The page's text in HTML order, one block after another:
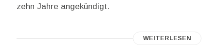
zehn Jahre angekündigt.
WEITERLESEN